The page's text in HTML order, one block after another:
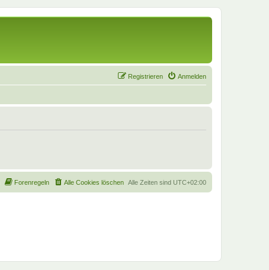
Anmelden
Registrieren
Alle Zeiten sind UTC+02:00
Alle Cookies löschen
Forenregeln